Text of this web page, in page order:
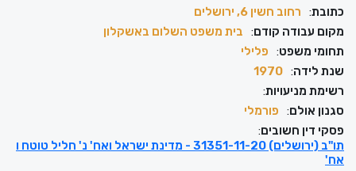
כתובת:
רחוב חשין 6, ירושלים
מקום עבודה קודם:
בית משפט השלום באשקלון
תחומי משפט:
פלילי
שנת לידה:
1970
רשימת מניעויות:
סגנון אולם:
פורמלי
פסקי דין חשובים:
תו"ב (ירושלים) 31351-11-20 - מדינת ישראל ואח' נ' חליל טוטח ו
אח'